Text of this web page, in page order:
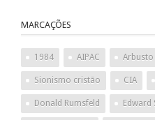
MARCAÇÕES
1984 AIPAC Arbusto
Sionismo cristão CIA
Donald Rumsfeld Edward